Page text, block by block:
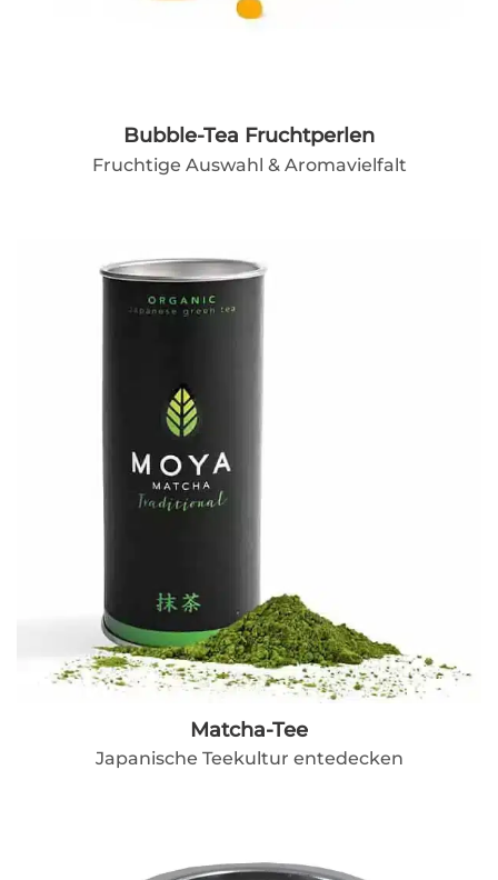
Bubble-Tea Fruchtperlen
Fruchtige Auswahl & Aromavielfalt
Matcha-Tee
Japanische Teekultur entedecken